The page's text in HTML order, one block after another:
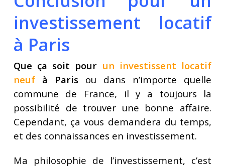
investissement locatif
à Paris
Que ça soit pour un investissent locatif
neufà Parisou dans n’importe quelle
commune de France, il y a toujours la
possibilité de trouver une bonne affaire.
Cependant, ça vous demandera du temps,
et des connaissances en investissement.
Ma philosophie de l’investissement, c’est